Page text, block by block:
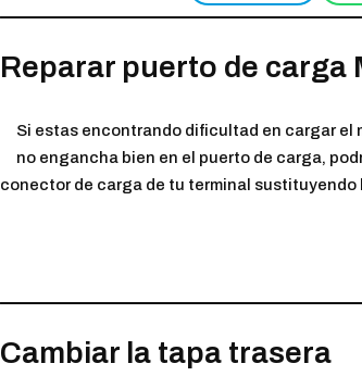
Reparar puerto de carga
Si estas encontrando dificultad en cargar el
no engancha bien en el puerto de carga,
conector de carga de tu terminal sustituyendo
Cambiar la tapa trasera